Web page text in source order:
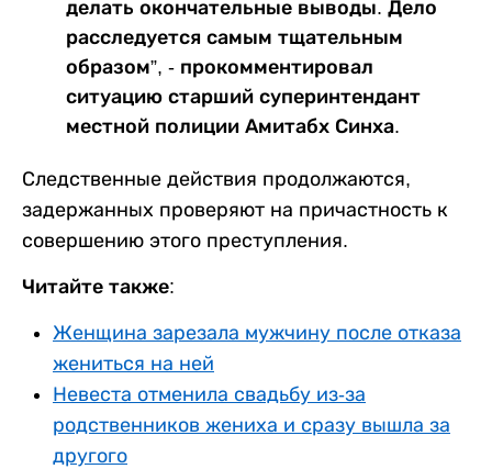
делать окончательные выводы. Дело
расследуется самым тщательным
образом”, - прокомментировал
ситуацию старший суперинтендант
местной полиции Амитабх Синха.
Следственные действия продолжаются,
задержанных проверяют на причастность к
совершению этого преступления.
Читайте также:
Женщина зарезала мужчину после отказа
жениться на ней
Невеста отменила свадьбу из-за
родственников жениха и сразу вышла за
другого